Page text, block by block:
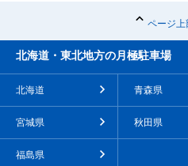
ページ上
北海道・東北地方の月極駐車場
北海道 青森県
宮城県 秋田県
福島県